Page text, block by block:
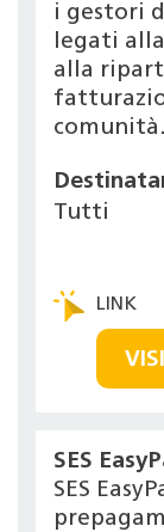
i gestori
legati
alla
comunità.
Tutti
SES
SES